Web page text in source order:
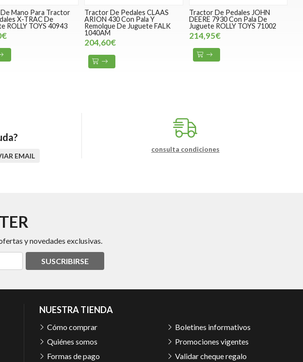
Mano Para Tractor
X-TRAC De
ROLLY TOYS 40943
Tractor De Pedales CLAAS
ARION 430 Con Pala Y
Remolque De Juguete FALK
1040AM
204,60€
Tractor De Pedales JOHN
DEERE 7930 Con Pala De
Juguete ROLLY TOYS 71002
214,95€
EMAIL
consulta condiciones
y novedades exclusivas.
SUSCRIBIRSE
NUESTRA TIENDA
Cómo comprar
Quiénes somos
Formas de pago
Boletines informativos
Promociones vigentes
Validar cheque regalo